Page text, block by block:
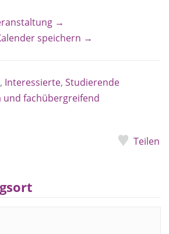
→
speichern →
, Interessierte, Studierende
und fachübergreifend
Teilen